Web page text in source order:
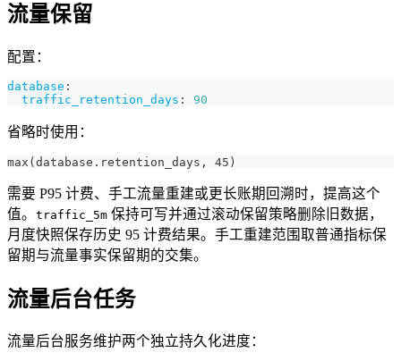
流量保留
配置：
database :
traffic_retention_days : 90
省略时使用：
max(database.retention_days, 45)
需要 P95 计费、手工流量重建或更长账期回溯时，提高这个
值。 traffic_5m 保持可写并通过滚动保留策略删除旧数据，
月度快照保存历史 95 计费结果。手工重建范围取普通指标保
留期与流量事实保留期的交集。
流量后台任务
流量后台服务维护两个独立持久化进度：